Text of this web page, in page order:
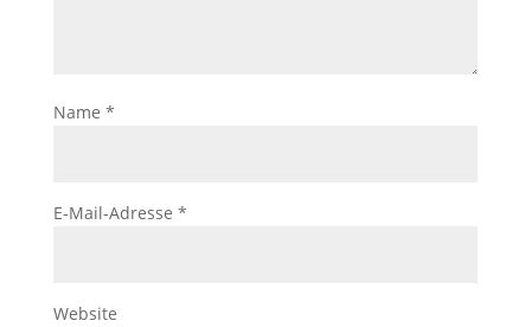
Name *
E-Mail-Adresse *
Website